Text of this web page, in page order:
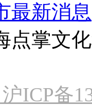
最新消息
点掌文
ICP备